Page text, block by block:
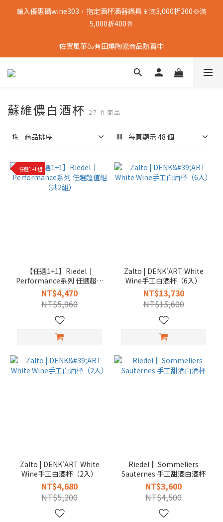
輸入優惠碼wine303，指定酒杯酒器鍋具🍷滿3,000折200🥘滿
5,000折400🥂
佐賀風華🍶有田燒陶瓷商品熱賣中
蘇維儂白酒杯 27 件商品
商品排序 每頁顯示 48 個
任選1+1組
【任選1+1】Riedel｜
Performance系列 任選超值
組（共2組）
NT$4,470
NT$5,960
Zalto | DENK'ART White
Wine手工白酒杯（6入）
NT$13,730
NT$15,600
Zalto | DENK'ART White
Wine手工白酒杯（2入）
NT$4,680
NT$5,200
Riedel┃ Sommeliers
Sauternes 手工甜酒白酒杯
NT$3,600
NT$4,500